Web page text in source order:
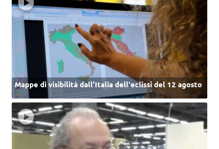
Mappe di visibilità dall’Italia dell'eclissi del 12 agosto